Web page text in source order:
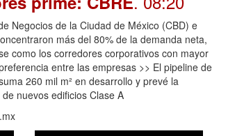
Negocios de la Ciudad de México (CBD) e
más del 80% de la demanda neta,
como los corredores corporativos con mayor
entre las empresas >> El pipeline de
260 mil m² en desarrollo y prevé la
nuevos edificios Clase A